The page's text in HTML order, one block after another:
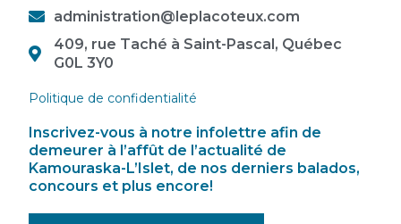
administration@leplacoteux.com
409, rue Taché à Saint-Pascal, Québec
G0L 3Y0
Politique de confidentialité
Inscrivez-vous à notre infolettre afin de
demeurer à l’affût de l’actualité de
Kamouraska-L’Islet, de nos derniers balados,
concours et plus encore!